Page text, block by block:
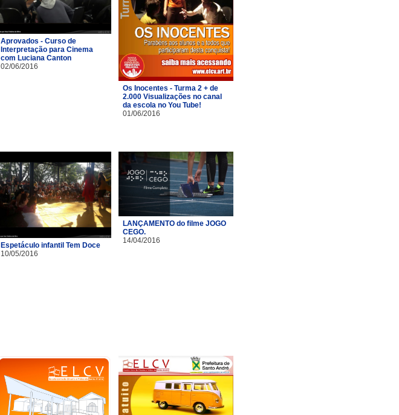
Aprovados - Curso de
Interpretação para Cinema
com Luciana Canton
02/06/2016
Os Inocentes - Turma 2 + de
2.000 Visualizações no canal
da escola no You Tube!
01/06/2016
Espetáculo infantil Tem Doce
10/05/2016
LANÇAMENTO do filme JOGO
CEGO.
14/04/2016